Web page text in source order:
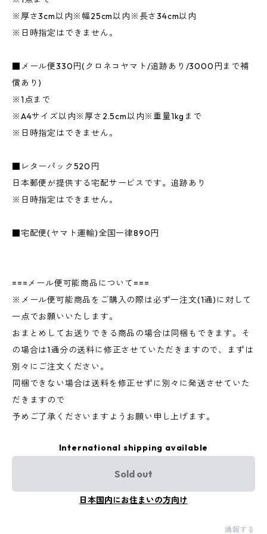
※厚さ3cm以内※幅25cm以内※長さ34cm以内
※日時指定はできません。
■メール便330円(クロネコヤマト/追跡あり/3000円まで補
償あり)
※1点まで
※A4サイズ以内※厚さ2.5cm以内※重量1kgまで
※日時指定はできません。
■レターパック520円
日本郵便が提供する宅配サービスです。追跡あり
※日時指定はできません。
■宅配便(ヤマト運輸)全国一律890円
===メール便可能商品について===
※メール便可能商品をご購入の際は必ず一注文(1通)に対して
一点でお願いいたします。
おまとめしてお送りできる商品の場合は同梱もできます。そ
の場合は1通分の送料に修正させていただきますので、まずは
別々にご注文ください。
同梱できない場合は送料を修正せずに別々に発送させていた
だきますので
予めご了承くださいますようお願い申し上げます。
International shipping available
Sold out
日本国内にお住まいの方向け
通報する